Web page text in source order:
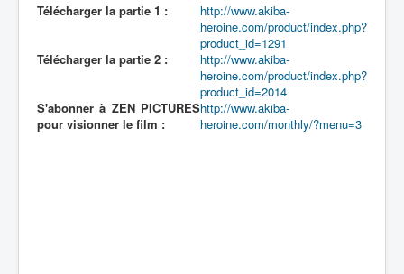
Télécharger la partie 1 :
http://www.akiba-
heroine.com/product/index.php?
product_id=1291
Télécharger la partie 2 :
http://www.akiba-
heroine.com/product/index.php?
product_id=2014
S'abonner à ZEN PICTURES
pour visionner le film :
http://www.akiba-
heroine.com/monthly/?menu=3